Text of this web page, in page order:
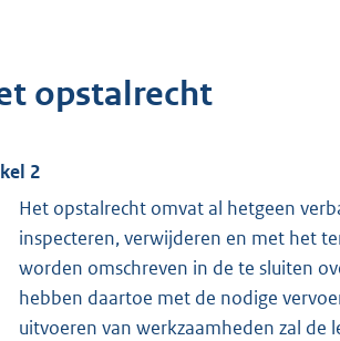
opstalrecht
2
Het opstalrecht omvat al hetgeen
inspecteren, verwijderen en met het
worden omschreven in de te sluiten
hebben daartoe met de nodige
uitvoeren van werkzaamheden zal